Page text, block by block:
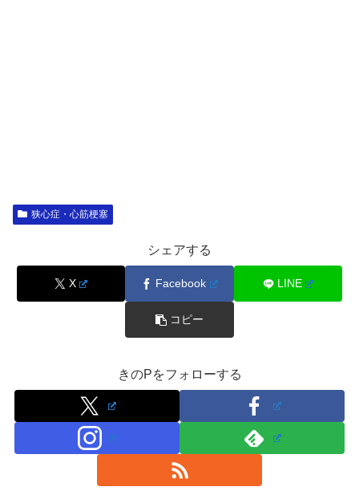
狭心症・心筋梗塞
シェアする
X Facebook LINE
コピー
きのPをフォローする